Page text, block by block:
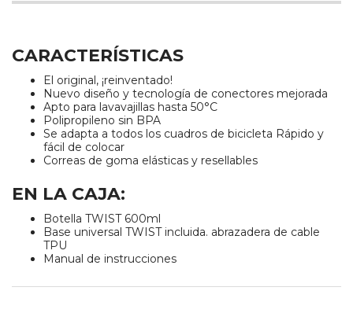
CARACTERÍSTICAS
El original, ¡reinventado!
Nuevo diseño y tecnología de conectores mejorada
Apto para lavavajillas hasta 50°C
Polipropileno sin BPA
Se adapta a todos los cuadros de bicicleta Rápido y
fácil de colocar
Correas de goma elásticas y resellables
EN LA CAJA:
Botella TWIST 600ml
Base universal TWIST incluida. abrazadera de cable
TPU
Manual de instrucciones